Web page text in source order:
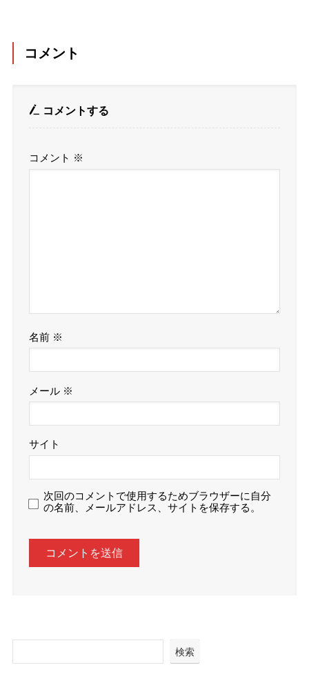
コメント
コメントする
コメント ※
名前 ※
メール ※
サイト
次回のコメントで使用するためブラウザーに自分
の名前、メールアドレス、サイトを保存する。
検索